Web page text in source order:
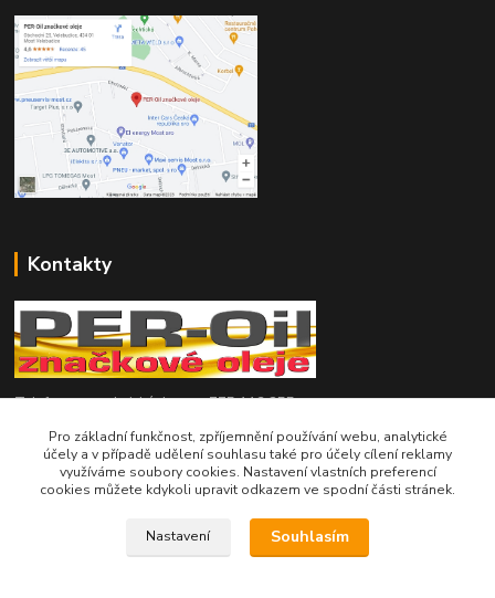
Kontakty
Telefon pro technické dotazy: 775 113 255
Telefon do našeho obchodu : 774 993 479
info@znackoveoleje.cz
Pro základní funkčnost, zpříjemnění používání webu, analytické
účely a v případě udělení souhlasu také pro účely cílení reklamy
využíváme soubory cookies. Nastavení vlastních preferencí
cookies můžete kdykoli upravit odkazem ve spodní části stránek.
Nastavení Souhlasím